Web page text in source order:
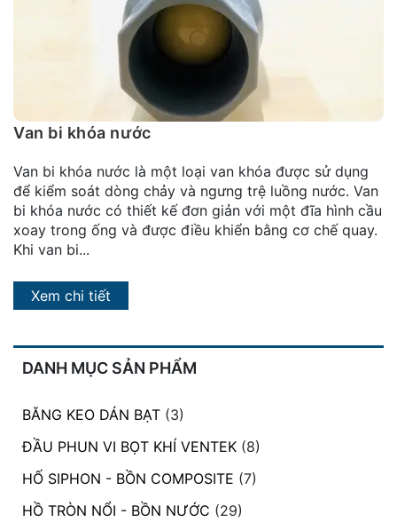
chia
Liên
hệ
DANH MỤC SẢN PHẨM
BĂNG KEO DÁN BẠT (3)
ĐẦU PHUN VI BỌT KHÍ VENTEK (8)
HỐ SIPHON - BỒN COMPOSITE (7)
HỒ TRÒN NỔI - BỒN NƯỚC (29)
Van bi khóa nước
Van bi khóa nước là một loại van khóa được sử dụng
để kiểm soát dòng chảy và ngưng trệ luồng nước. Van
bi khóa nước có thiết kế đơn giản với một đĩa hình cầu
xoay trong ống và được điều khiển bằng cơ chế quay.
Khi van bi...
Xem chi tiết